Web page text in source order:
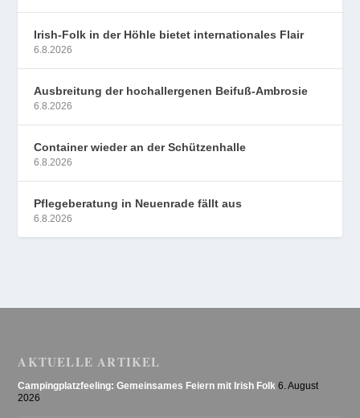
Irish-Folk in der Höhle bietet internationales Flair
6.8.2026
Ausbreitung der hochallergenen Beifuß-Ambrosie
6.8.2026
Container wieder an der Schützenhalle
6.8.2026
Pflegeberatung in Neuenrade fällt aus
6.8.2026
AKTUELLE ARTIKEL
Campingplatzfeeling: Gemeinsames Feiern mit Irish Folk 6. August
2026